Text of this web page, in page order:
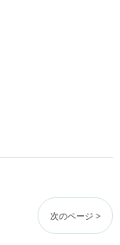
次のページ >